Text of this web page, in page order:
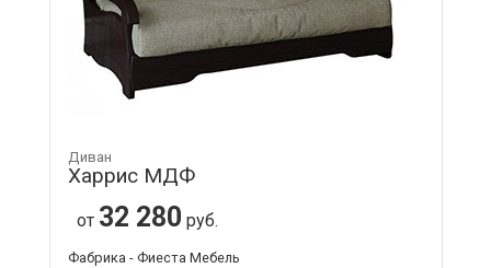
Диван
Харрис МДФ
от 32 280 руб.
Фабрика - Фиеста Мебель